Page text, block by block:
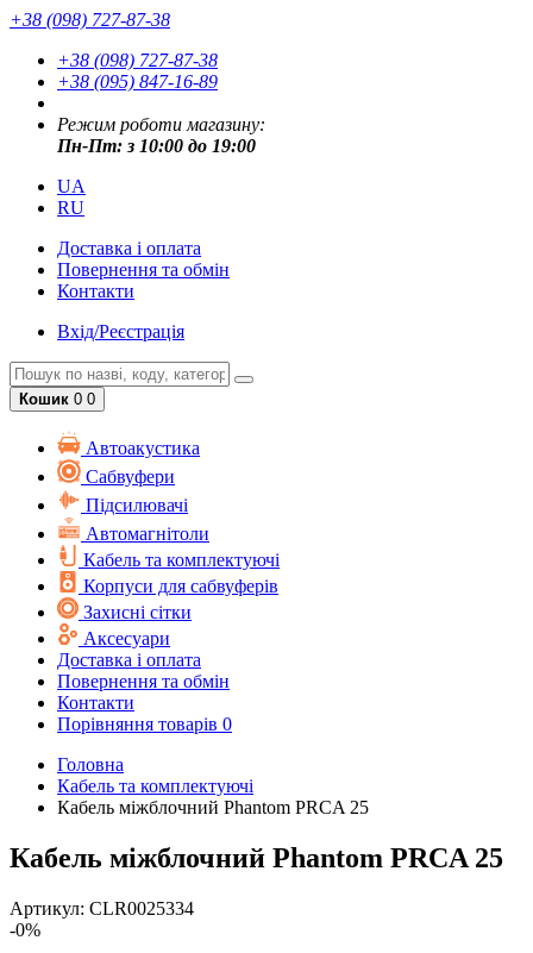
+38 (098) 727-87-38
+38 (098) 727-87-38
+38 (095) 847-16-89
Режим роботи магазину:
Пн-Пт: з 10:00 до 19:00
UA
RU
Доставка і оплата
Повернення та обмін
Контакти
Вхід/Реєстрація
Кошик 0 0
Автоакустика
Cабвуфери
Підсилювачі
Автомагнітоли
Кабель та комплектуючі
Корпуси для сабвуферів
Захисні сітки
Аксесуари
Доставка і оплата
Повернення та обмін
Контакти
Порівняння товарів 0
Головна
Кабель та комплектуючі
Кабель міжблочний Phantom PRCA 25
Кабель міжблочний Phantom PRCA 25
Артикул: CLR0025334
-0%